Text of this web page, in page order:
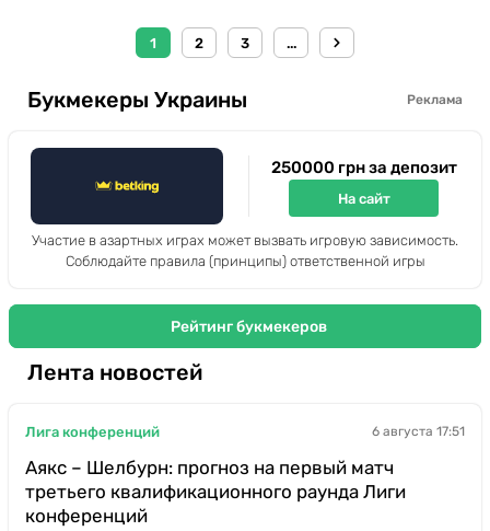
1 2 3 ...
Букмекеры Украины Реклама
250000 грн за депозит
На сайт
Участие в азартных играх может вызвать игровую зависимость.
Соблюдайте правила (принципы) ответственной игры
Рейтинг букмекеров
Лента новостей
Лига конференций 6 августа 17:51
Аякс – Шелбурн: прогноз на первый матч
третьего квалификационного раунда Лиги
конференций